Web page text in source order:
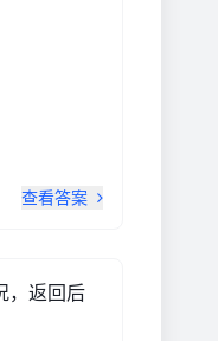
查看答案
，返回后